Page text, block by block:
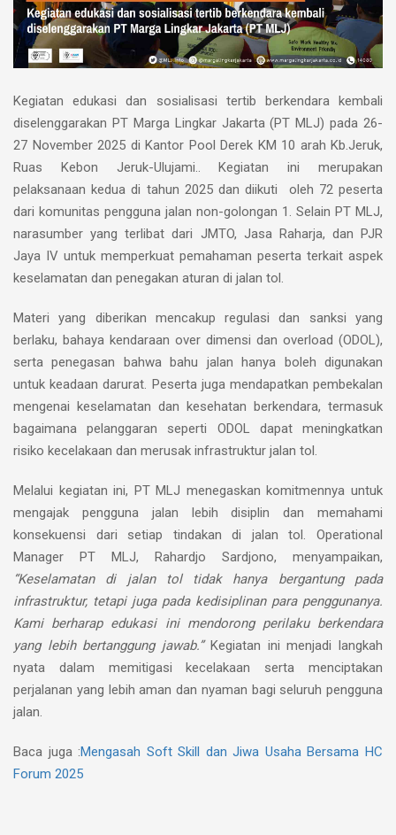
Kegiatan edukasi dan sosialisasi tertib berkendara kembali
diselenggarakan PT Marga Lingkar Jakarta (PT MLJ) pada 26-
27 November 2025 di Kantor Pool Derek KM 10 arah Kb.Jeruk,
Ruas Kebon Jeruk-Ulujami.. Kegiatan ini merupakan
pelaksanaan kedua di tahun 2025 dan diikuti oleh 72 peserta
dari komunitas pengguna jalan non-golongan 1. Selain PT MLJ,
narasumber yang terlibat dari JMTO, Jasa Raharja, dan PJR
Jaya IV untuk memperkuat pemahaman peserta terkait aspek
keselamatan dan penegakan aturan di jalan tol.
Materi yang diberikan mencakup regulasi dan sanksi yang
berlaku, bahaya kendaraan over dimensi dan overload (ODOL),
serta penegasan bahwa bahu jalan hanya boleh digunakan
untuk keadaan darurat. Peserta juga mendapatkan pembekalan
mengenai keselamatan dan kesehatan berkendara, termasuk
bagaimana pelanggaran seperti ODOL dapat meningkatkan
risiko kecelakaan dan merusak infrastruktur jalan tol.
Melalui kegiatan ini, PT MLJ menegaskan komitmennya untuk
mengajak pengguna jalan lebih disiplin dan memahami
konsekuensi dari setiap tindakan di jalan tol. Operational
Manager PT MLJ, Rahardjo Sardjono, menyampaikan,
“Keselamatan di jalan tol tidak hanya bergantung pada
infrastruktur, tetapi juga pada kedisiplinan para penggunanya.
Kami berharap edukasi ini mendorong perilaku berkendara
yang lebih bertanggung jawab.”Kegiatan ini menjadi langkah
nyata dalam memitigasi kecelakaan serta menciptakan
perjalanan yang lebih aman dan nyaman bagi seluruh pengguna
jalan.
Baca juga :Mengasah Soft Skill dan Jiwa Usaha Bersama HC
Forum 2025